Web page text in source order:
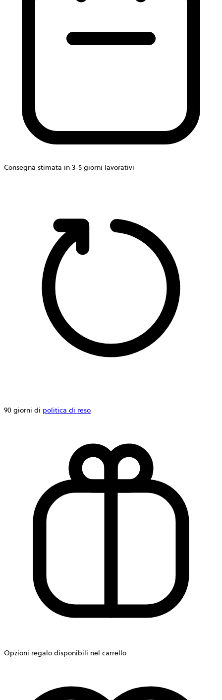
Consegna stimata in 3-5 giorni lavorativi
90 giorni di politica di reso
Opzioni regalo disponibili nel carrello